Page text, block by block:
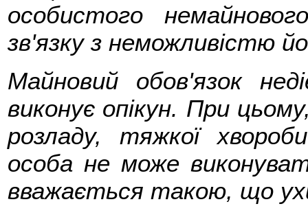
особистого
зв'язку з неможливістю
Майновий обов'язок
виконує опікун. При
розладу, тяжкої
особа не може
вважається такою, що